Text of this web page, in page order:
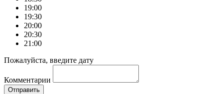
19:00
19:30
20:00
20:30
21:00
Пожалуйста, введите дату
Комментарии
Отправить